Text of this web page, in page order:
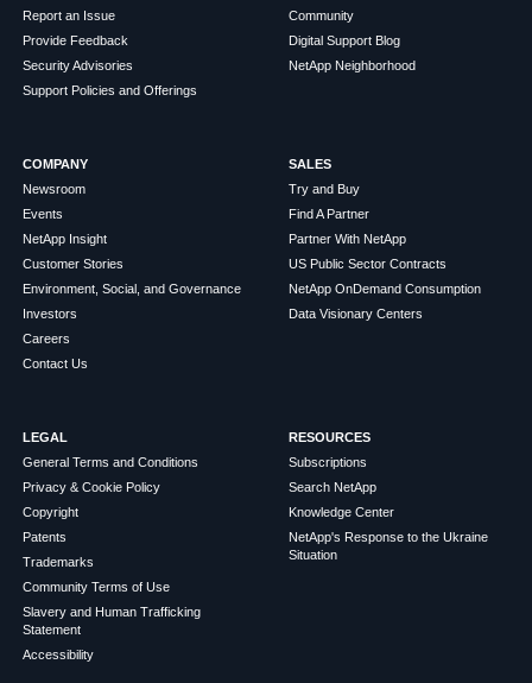
Report an Issue
Provide Feedback
Security Advisories
Support Policies and Offerings
Community
Digital Support Blog
NetApp Neighborhood
COMPANY
Newsroom
Events
NetApp Insight
Customer Stories
Environment, Social, and Governance
Investors
Careers
Contact Us
SALES
Try and Buy
Find A Partner
Partner With NetApp
US Public Sector Contracts
NetApp OnDemand Consumption
Data Visionary Centers
LEGAL
General Terms and Conditions
Privacy & Cookie Policy
Copyright
Patents
Trademarks
Community Terms of Use
Slavery and Human Trafficking
Statement
Accessibility
RESOURCES
Subscriptions
Search NetApp
Knowledge Center
NetApp's Response to the Ukraine
Situation